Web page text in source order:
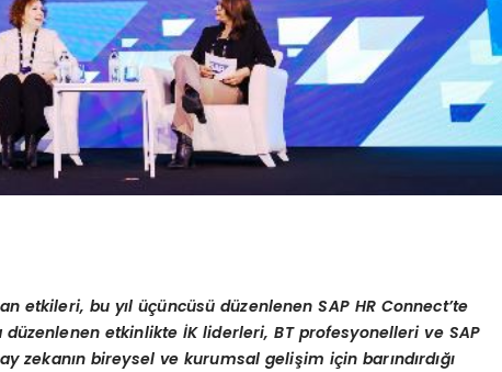
etkileri, bu yıl üçüncüsü düzenlenen SAP HR Connect’te
düzenlenen etkinlikte İK liderleri, BT profesyonelleri ve SAP
zekanın bireysel ve kurumsal gelişim için barındırdığı